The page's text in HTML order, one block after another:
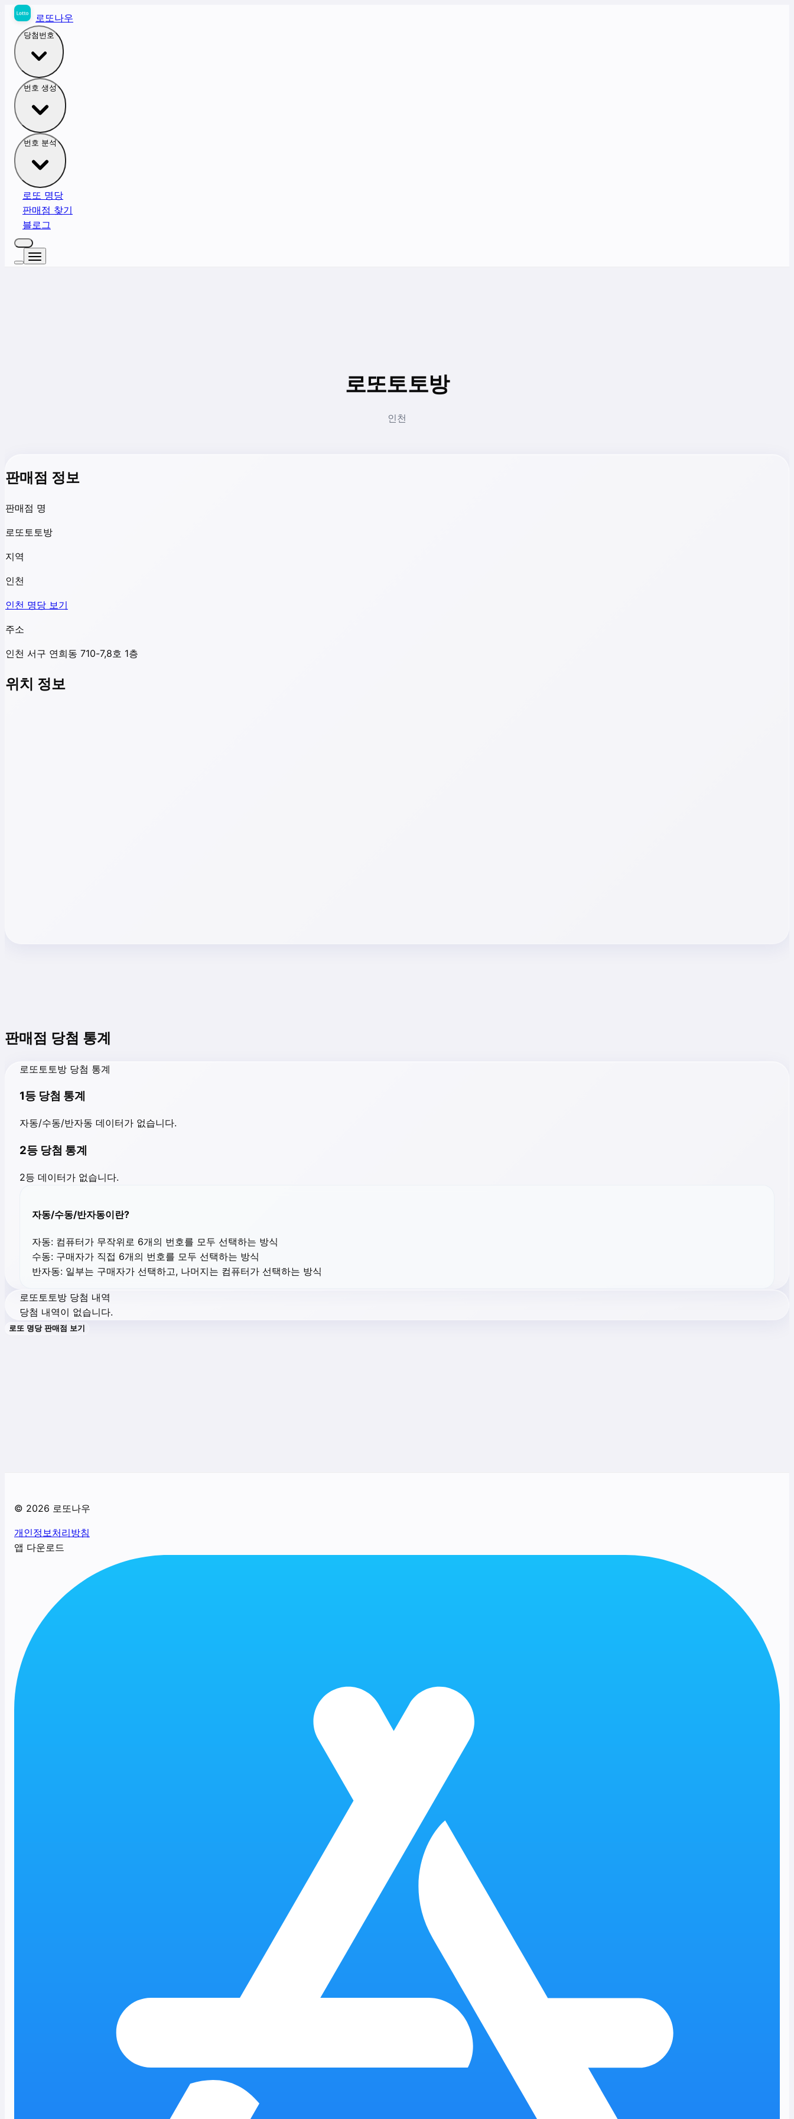
로또나우
당첨번호
번호 생성
번호 분석
로또 명당
판매점 찾기
블로그
로또토토방
인천
판매점 정보
판매점 명
로또토토방
지역
인천
인천 명당 보기
주소
인천 서구 연희동 710-7,8호 1층
위치 정보
판매점 당첨 통계
로또토토방 당첨 통계
1등 당첨 통계
자동/수동/반자동 데이터가 없습니다.
2등 당첨 통계
2등 데이터가 없습니다.
자동/수동/반자동이란?
자동: 컴퓨터가 무작위로 6개의 번호를 모두 선택하는 방식
수동: 구매자가 직접 6개의 번호를 모두 선택하는 방식
반자동: 일부는 구매자가 선택하고, 나머지는 컴퓨터가 선택하는 방식
로또토토방 당첨 내역
당첨 내역이 없습니다.
로또 명당 판매점 보기
© 2026 로또나우
개인정보처리방침
앱 다운로드